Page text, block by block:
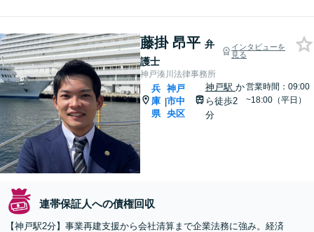
藤掛 昂平 弁
護士
インタビューを
見る
神戸湊川法律事務所
兵
庫
県
|
神戸
市中
央区
神戸駅 か
ら徒歩2
分
営業時間：09:00
~18:00（平日）
連帯保証人への債権回収
【神戸駅2分】事業再建支援から会社清算まで企業法務に強み。経済